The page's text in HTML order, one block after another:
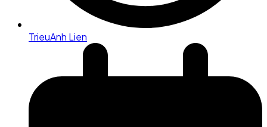
TrieuAnh Lien